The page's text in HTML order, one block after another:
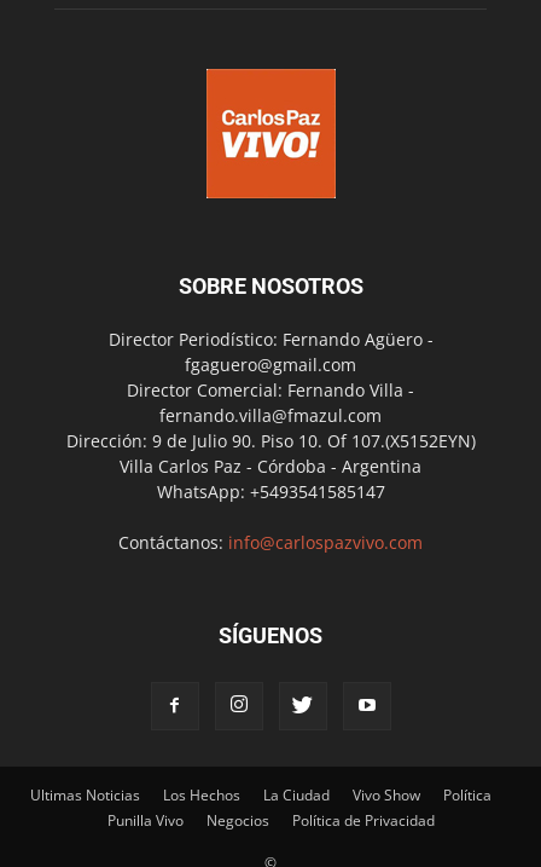
SOBRE NOSOTROS
Director Periodístico: Fernando Agüero -
fgaguero@gmail.com
Director Comercial: Fernando Villa -
fernando.villa@fmazul.com
Dirección: 9 de Julio 90. Piso 10. Of 107.(X5152EYN)
Villa Carlos Paz - Córdoba - Argentina
WhatsApp: +5493541585147
Contáctanos: info@carlospazvivo.com
SÍGUENOS
Ultimas Noticias Los Hechos La Ciudad Vivo Show
Política
Punilla Vivo
Negocios Política de Privacidad
©